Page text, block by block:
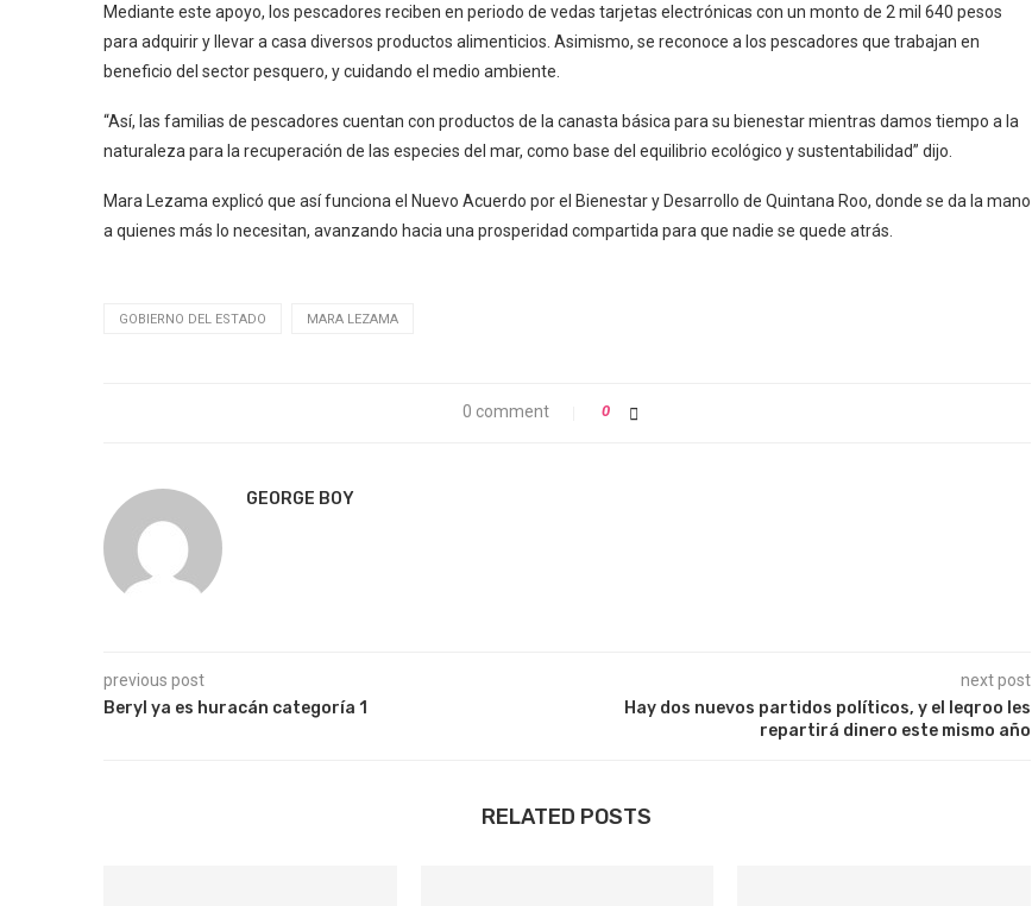
Mediante este apoyo, los pescadores reciben en periodo de vedas tarjetas electrónicas con un monto de 2 mil 640 pesos
para adquirir y llevar a casa diversos productos alimenticios. Asimismo, se reconoce a los pescadores que trabajan en
beneficio del sector pesquero, y cuidando el medio ambiente.
“Así, las familias de pescadores cuentan con productos de la canasta básica para su bienestar mientras damos tiempo a la
naturaleza para la recuperación de las especies del mar, como base del equilibrio ecológico y sustentabilidad” dijo.
Mara Lezama explicó que así funciona el Nuevo Acuerdo por el Bienestar y Desarrollo de Quintana Roo, donde se da la mano
a quienes más lo necesitan, avanzando hacia una prosperidad compartida para que nadie se quede atrás.
GOBIERNO DEL ESTADO MARA LEZAMA
0 comment 0
GEORGE BOY
previous post
Beryl ya es huracán categoría 1
next post
Hay dos nuevos partidos políticos, y el Ieqroo les
repartirá dinero este mismo año
RELATED POSTS